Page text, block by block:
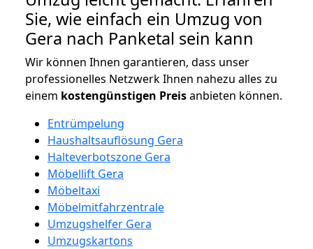
Sie, wie einfach ein Umzug von
Gera nach Panketal sein kann
Wir können Ihnen garantieren, dass unser
professionelles Netzwerk Ihnen nahezu alles zu
einem kostengünstigen Preisanbieten können.
Entrümpelung
Haushaltsauflösung Gera
Halteverbotszone Gera
Möbellift Gera
Möbeltaxi
Möbelmitfahrzentrale
Umzugshelfer Gera
Umzugskartons